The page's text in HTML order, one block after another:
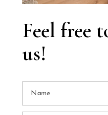
Feel free
us!